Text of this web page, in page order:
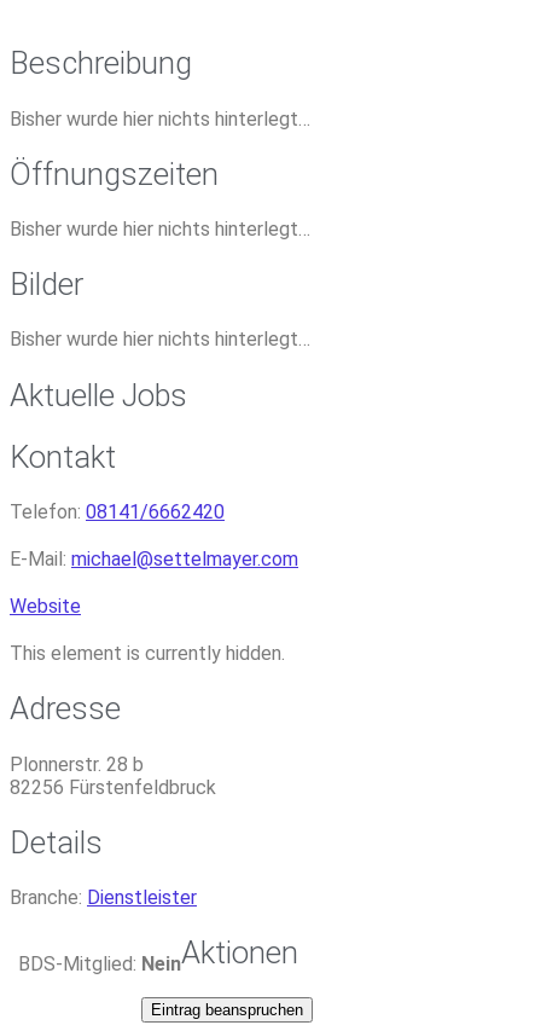
Beschreibung
Bisher wurde hier nichts hinterlegt…
Öffnungszeiten
Bisher wurde hier nichts hinterlegt…
Bilder
Bisher wurde hier nichts hinterlegt…
Aktuelle Jobs
Kontakt
Telefon: 08141/6662420
E-Mail: michael @settelmayer.com
Website
This element is currently hidden.
Adresse
Plonnerstr. 28 b
82256 Fürstenfeldbruck
Details
Branche: Dienstleister
BDS-Mitglied: NeinAktionen
Eintrag beanspruchen